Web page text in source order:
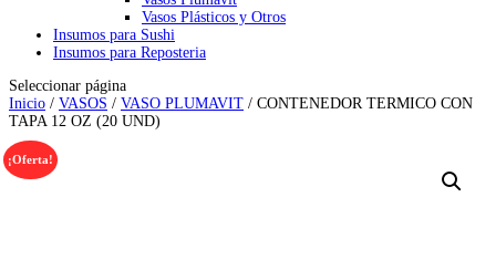
Vasos Plásticos y Otros
Insumos para Sushi
Insumos para Reposteria
Seleccionar página
Inicio / VASOS / VASO PLUMAVIT / CONTENEDOR TERMICO CON
TAPA 12 OZ (20 UND)
¡Oferta!